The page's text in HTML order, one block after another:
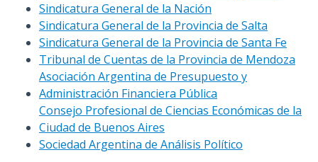
Sindicatura General de la Nación
Sindicatura General de la Provincia de Salta
Sindicatura General de la Provincia de Santa Fe
Tribunal de Cuentas de la Provincia de Mendoza
Asociación Argentina de Presupuesto y
Administración Financiera Pública
Consejo Profesional de Ciencias Económicas de la
Ciudad de Buenos Aires
Sociedad Argentina de Análisis Político